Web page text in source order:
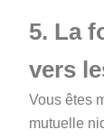
5. La
vers
Vous êtes
mutuelle